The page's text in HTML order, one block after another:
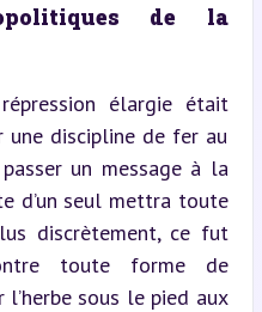
de la
élargie était
une discipline de fer au
un message à la
d’un seul mettra toute
discrètement, ce fut
toute forme de
l’herbe sous le pied aux